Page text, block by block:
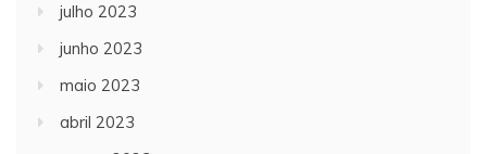
julho 2023
junho 2023
maio 2023
abril 2023